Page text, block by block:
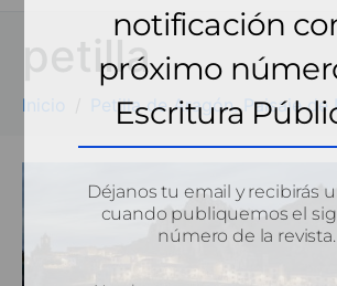
petilla
Inicio Petilla de Aragón. Paisaje de
notificación
próximo
Escritura
Déjanos tu email y recibirás
cuando publiquemos el
número de la revista.